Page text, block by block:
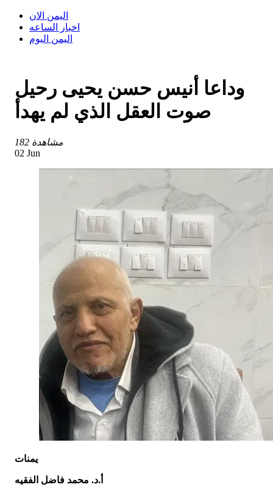
اليمن الان
اخبار الساعه
اليمن اليوم
وداعا أنيس حسن يحيى رحيل
صوت العقل الذي لم يهدأ
182 مشاهدة
02 Jun
يمنات
أ.د. محمد فاضل الفقيه